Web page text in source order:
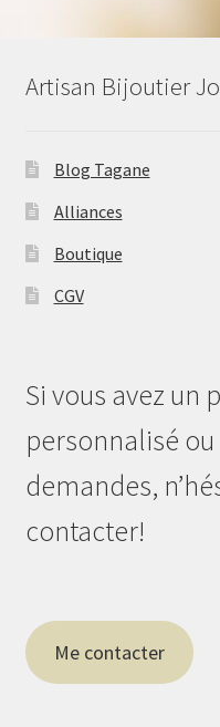
Artisan Bijoutier
Blog Tagane
Alliances
Boutique
CGV
Si vous avez un
personnalisé
demandes,
contacter!
Me contacter